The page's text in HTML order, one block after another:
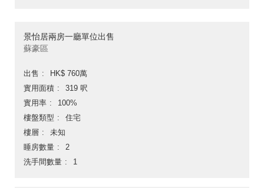
景怡居兩房一廳單位出售
蘇豪區
出售
HK$ 760萬
實用面積
319 呎
實用率
100%
樓盤類型
住宅
樓層
未知
睡房數量
2
洗手間數量
1